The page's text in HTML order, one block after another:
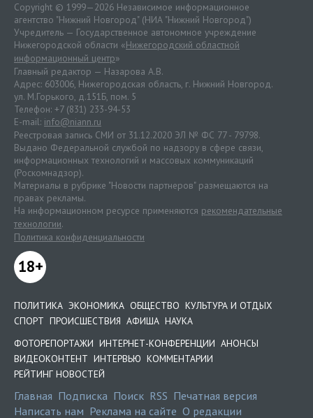
Copyright © 1999—2026 Независимое информационное
агентство "Нижний Новгород" (НИА "Нижний Новгород")
Учредитель — Государственное автономное учреждение
Нижегородской области «Нижегородский областной
информационный центр»
Главный редактор — Назарова А.В.
Адрес: 603006, Нижегородская область, г. Нижний Новгород.
ул. М.Горького, д.151Б, пом. 5
Телефон: +7 (831) 233-94-53
E-mail: info@niann.ru
Реестровая запись СМИ от 31.12.2020 ЭЛ № ФС 77 - 79798.
Выдано Федеральной службой по надзору в сфере связи,
информационных технологий и массовых коммуникаций
(Роскомнадзор).
Материалы в рубрике "Новости партнеров" размещаются на
правах рекламы.
На информационном ресурсе применяются рекомендательные
технологии.
Политика конфиденциальности
18+
ПОЛИТИКА ЭКОНОМИКА ОБЩЕСТВО КУЛЬТУРА И ОТДЫХ
СПОРТ ПРОИСШЕСТВИЯ АФИША НАУКА
ФОТОРЕПОРТАЖИ ИНТЕРНЕТ-КОНФЕРЕНЦИИ АНОНСЫ
ВИДЕОКОНТЕНТ ИНТЕРВЬЮ КОММЕНТАРИИ
РЕЙТИНГ НОВОСТЕЙ
Главная Подписка Поиск RSS Печатная версия
Написать нам Реклама на сайте О редакции